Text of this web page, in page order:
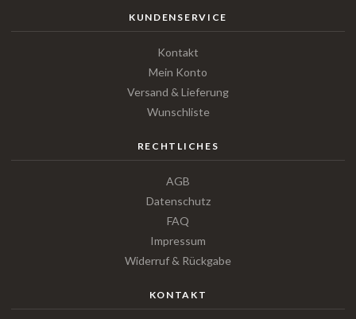
KUNDENSERVICE
Kontakt
Mein Konto
Versand & Lieferung
Wunschliste
RECHTLICHES
AGB
Datenschutz
FAQ
Impressum
Widerruf & Rückgabe
KONTAKT